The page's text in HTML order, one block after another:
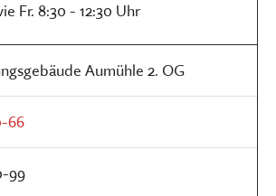
Fr. 8:30 - 12:30 Uhr
Aumühle 2. OG
66
99